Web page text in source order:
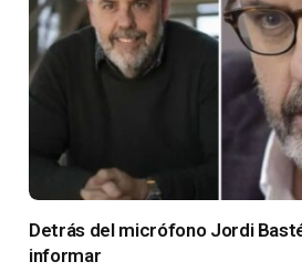
Detrás del micrófono Jordi
informar